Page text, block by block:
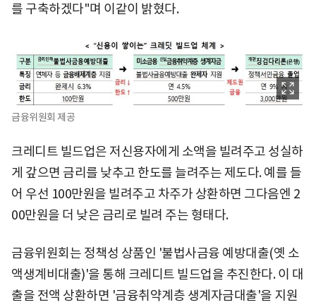
를 구축하겠다"며 이같이 밝혔다.
금융위원회 제공
크레디트 빌드업은 저신용자에게 소액을 빌려주고 성실하
게 갚으면 금리를 낮추고 한도를 늘려주는 제도다. 예를 들
어 우선 100만원을 빌려주고 차주가 상환하면 그다음엔 2
00만원을 더 낮은 금리로 빌려 주는 형태다.
금융위원회는 정책성 상품인 '불법사금융 예방대출(옛 소
액생계비대출)'을 통해 크레디트 빌드업을 추진한다. 이 대
출을 전액 상환하면 '금융취약계층 생계자금대출'을 지원